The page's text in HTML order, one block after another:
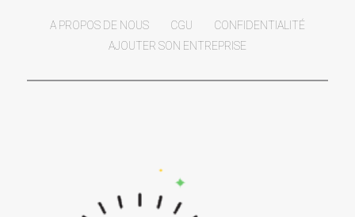
A PROPOS DE NOUS CGU
CONFIDENTIALITÉ
AJOUTER SON ENTREPRISE